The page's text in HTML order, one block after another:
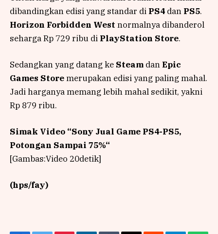
dibandingkan edisi yang standar di PS4 dan PS5.
Horizon Forbidden West normalnya dibanderol
seharga Rp 729 ribu di PlayStation Store.
Sedangkan yang datang ke Steam danEpic
Games Storemerupakan edisi yang paling mahal.
Jadi harganya memang lebih mahal sedikit, yakni
Rp 879 ribu.
Simak Video “Sony Jual Game PS4-PS5,
Potongan Sampai 75%“
[Gambas:Video 20detik]
(hps/fay)